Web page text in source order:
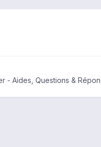
- Aides, Questions &